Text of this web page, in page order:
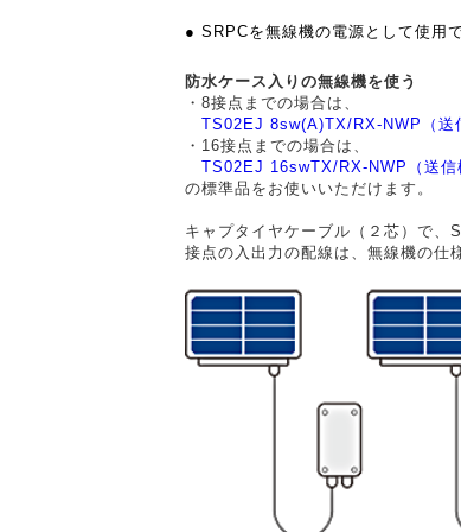
● SRPCを無線機の電源として使用で
防水ケース入りの無線機を使う
・8接点までの場合は、
TS02EJ 8sw(A)TX/RX-NWP（送
・16接点までの場合は、
TS02EJ 16swTX/RX-NWP（送信
の標準品をお使いいただけます。
キャプタイヤケーブル（２芯）で、
接点の入出力の配線は、無線機の仕